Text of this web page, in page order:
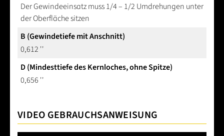
Der Gewindeeinsatz muss 1/4 – 1/2 Umdrehungen unter
der Oberfläche sitzen
B (Gewindetiefe mit Anschnitt)
0,612 ''
D (Mindesttiefe des Kernloches, ohne Spitze)
0,656 ''
VIDEO GEBRAUCHSANWEISUNG